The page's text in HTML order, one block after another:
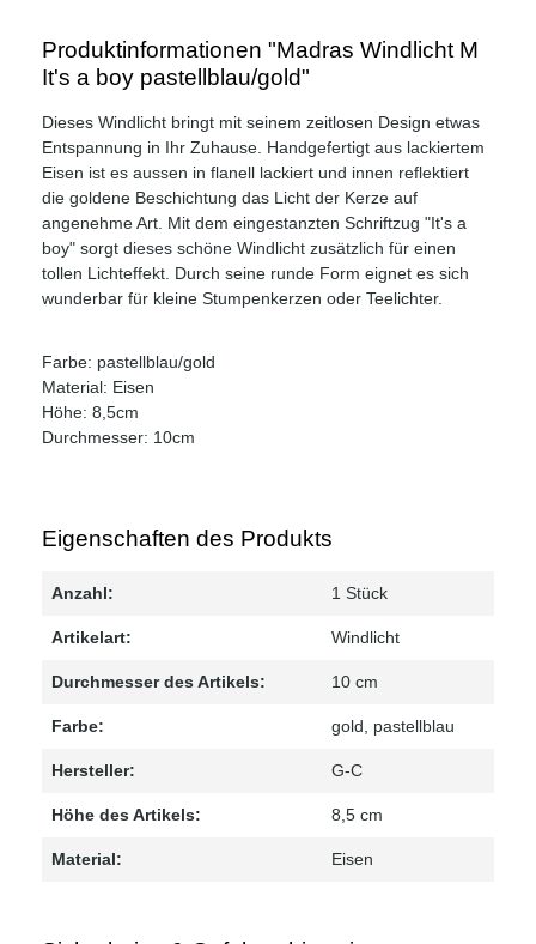
Produktinformationen "Madras Windlicht M
It's a boy pastellblau/gold"
Dieses Windlicht bringt mit seinem zeitlosen Design etwas
Entspannung in Ihr Zuhause. Handgefertigt aus lackiertem
Eisen ist es aussen in flanell lackiert und innen reflektiert
die goldene Beschichtung das Licht der Kerze auf
angenehme Art. Mit dem eingestanzten Schriftzug "It's a
boy" sorgt dieses schöne Windlicht zusätzlich für einen
tollen Lichteffekt. Durch seine runde Form eignet es sich
wunderbar für kleine Stumpenkerzen oder Teelichter.
Farbe: pastellblau/gold
Material: Eisen
Höhe: 8,5cm
Durchmesser: 10cm
Eigenschaften des Produkts
Anzahl: 1 Stück
Artikelart: Windlicht
Durchmesser des Artikels: 10 cm
Farbe: gold , pastellblau
Hersteller: G-C
Höhe des Artikels: 8,5 cm
Material: Eisen